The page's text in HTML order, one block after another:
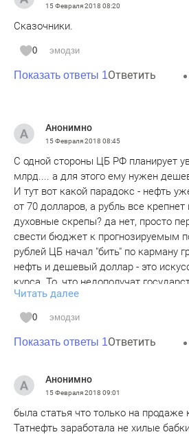
15 Февраля 2018 08:20
Сказочники.
0 эмодзи
Показать ответы 1Ответить
Анонимно
15 Февраля 2018 08:45
С одной стороны ЦБ РФ планирует
млрд.... а для этого ему нужен
И тут вот какой парадокс - нефть
от 70 долларов, а рубль все
духовные скрепы? да нет, просто
свести бюджет к прогнозируемым
рублей ЦБ начал "бить" по карману
нефть и дешевый доллар - это
курса. То, что недополучат
дополучат из ЗВР. Уже на сегодня
рубля обошлась в среднем $900 на
После марта - коридор в 65-70 не
сейчас дать действительно
58-60.
Для скептиков, курс доллара на
январь - 31,24
февраль - 29,89
Читать далее
0 эмодзи
Показать ответы 1Ответить
Анонимно
15 Февраля 2018 09:01
была статья что только на
Татнефть заработала не хилые